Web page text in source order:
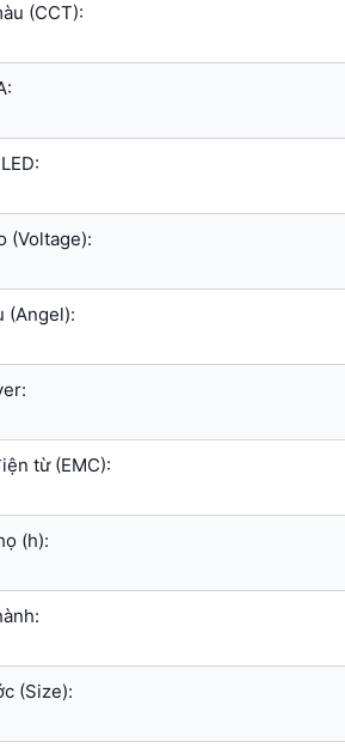
(CCT):
(Voltage):
(Angel):
từ (EMC):
(h):
(Size):